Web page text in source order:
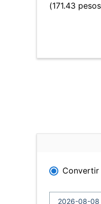
(171.43
Convertir